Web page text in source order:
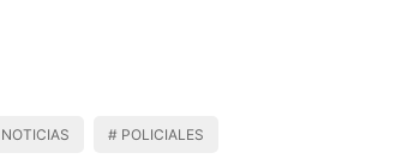
NOTICIAS POLICIALES